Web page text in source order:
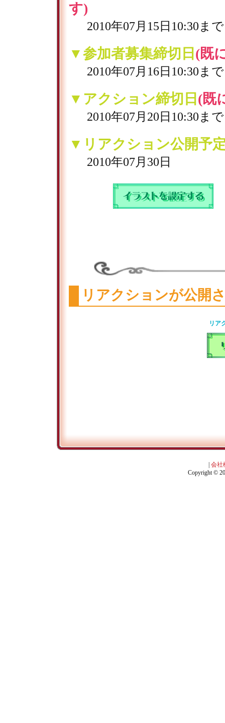
す)
2010年07月15日10:30まで
▼参加者募集締切日 (既
2010年07月16日10:30まで
▼アクション締切日 (既
2010年07月20日10:30まで
▼リアクション公開予
2010年07月30日
リアクションが公開
リア
会社
Copyright ©